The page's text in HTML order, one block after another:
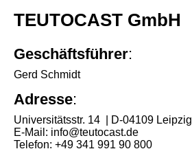
TEUTOCAST GmbH
Geschäftsführer:
Gerd Schmidt
Adresse:
Universitätsstr. 14 | D-04109 Leipzig
E-Mail: info@teutocast.de
Telefon: +49 341 991 90 800